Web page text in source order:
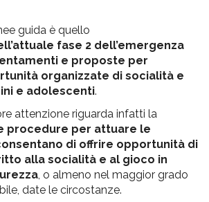
guida è quello
fase 2 dell’emergenza
e proposte per
organizzate di socialità e
e adolescenti.
attenzione riguarda infatti la
procedure per attuare le
di offrire opportunità di
alla socialità e al gioco in
, o almeno nel maggior grado
date le circostanze.